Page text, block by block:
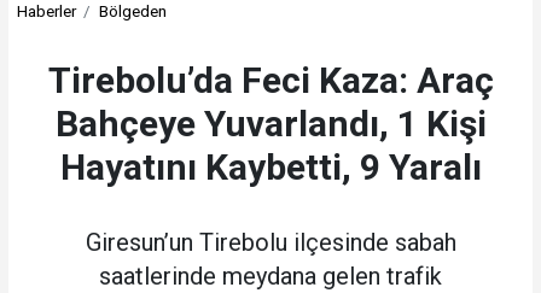
Haberler Bölgeden
Tirebolu’da Feci Kaza: Araç
Bahçeye Yuvarlandı, 1 Kişi
Hayatını Kaybetti, 9 Yaralı
Giresun’un Tirebolu ilçesinde sabah
saatlerinde meydana gelen trafik